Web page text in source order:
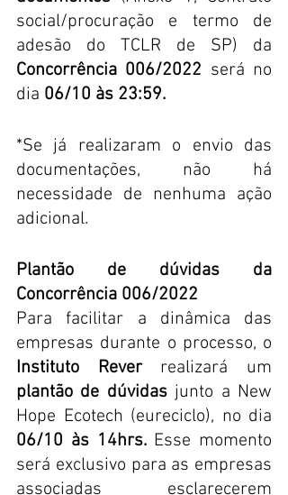
social/procuração e termo de
Concorrência 006/2022 será no
dia 06/10 às 23:59.
*Se já realizaram o envio das
documentações, não há
necessidade de nenhuma ação
adicional.
Plantão de dúvidas da
Concorrência 006/2022
Para facilitar a dinâmica das
Instituto Rever
plantão de dúvidas junto a New
06/10 às 14hrs. Esse momento
será exclusivo para as empresas
associadas esclarecerem